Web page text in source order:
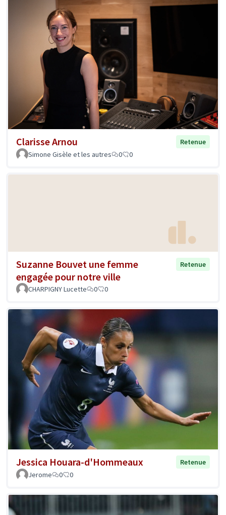
Clarisse Arnou
Retenue
Simone Gisèle et les autres
0 0
Suzanne Bouvet une femme
engagée pour notre ville
Retenue
CHARPIGNY Lucette 0 0
Jessica Houara-d'Hommeaux
Retenue
Jerome
0 0